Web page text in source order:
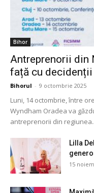
Bihor
Antreprenorii din
față cu
Bihorul - 9 octombrie 2025
Luni, 14 octombrie, între
Wyndham Oradea va
antreprenorii din
Lilla
15